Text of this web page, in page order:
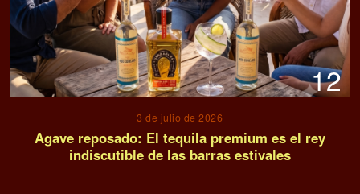
12
3 de julio de 2026
Agave reposado: El tequila premium es el rey
indiscutible de las barras estivales